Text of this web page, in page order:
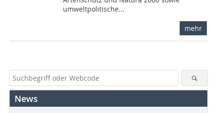
umweltpolitische...
mehr
News